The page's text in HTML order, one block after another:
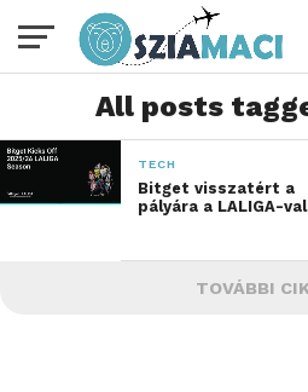
All posts
TECH
Bitget visszatért a
pályára a LALIGA-val
TOVÁBBI